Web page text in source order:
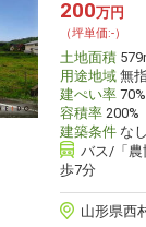
200万円
（坪単価:-）
土地面積
用途地域無
建ぺい率70%
容積率200%
建築条件なし
バス/「農
歩7分
山形県西